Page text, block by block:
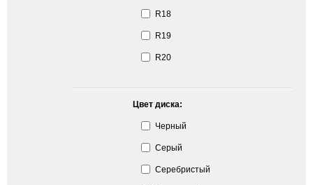
R18
R19
R20
Цвет диска:
Черный
Серый
Серебристый